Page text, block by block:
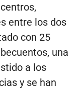
entre los dos
con 25
una
a los
y se han